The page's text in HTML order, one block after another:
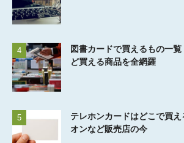
4
図書カードで買えるもの一
ど買える商品を全網羅
5
テレホンカードはどこで買
オンなど販売店の今